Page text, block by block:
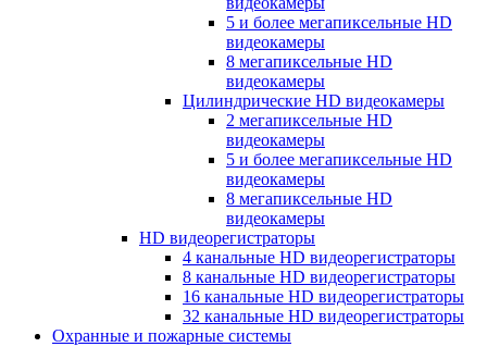
5 и более мегапиксельные HD
видеокамеры
8 мегапиксельные HD
видеокамеры
Цилиндрические HD видеокамеры
2 мегапиксельные HD
видеокамеры
5 и более мегапиксельные HD
видеокамеры
8 мегапиксельные HD
видеокамеры
HD видеорегистраторы
4 канальные HD видеорегистраторы
8 канальные HD видеорегистраторы
16 канальные HD видеорегистраторы
32 канальные HD видеорегистраторы
Охранные и пожарные системы